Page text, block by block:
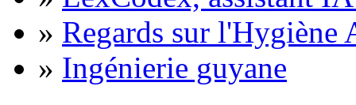
» Regards sur l'Hygiène
» Ingénierie guyane